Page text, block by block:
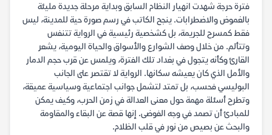
فترة حرجة شهدت انهيار النظام السابق وبداية مرحلة جديدة مليئة
بالغموض والاضطرابات. ينجح الكاتب في رسم صورة حية للمدينة، ليس
فقط كمسرح للجريمة، بل كشخصية رئيسية في الرواية تتنفس
وتتألم. من خلال وصف الشوارع والأسواق والحياة اليومية، يشعر
القارئ وكأنه يتجول في بغداد تلك الفترة، ويلمس عن قرب حجم الدمار
والأمل الذي كان يعيشه سكانها. الرواية لا تقتصر على الجانب
البوليسي فحسب، بل تمتد لتشمل جوانب اجتماعية وسياسية عميقة،
وتطرح أسئلة مهمة حول معنى العدالة في زمن الحرب، وكيف يمكن
للمبادئ أن تصمد في وجه الفوضى. إنها قصة عن البقاء والمقاومة
والبحث عن بصيص من نور في قلب الظلام.